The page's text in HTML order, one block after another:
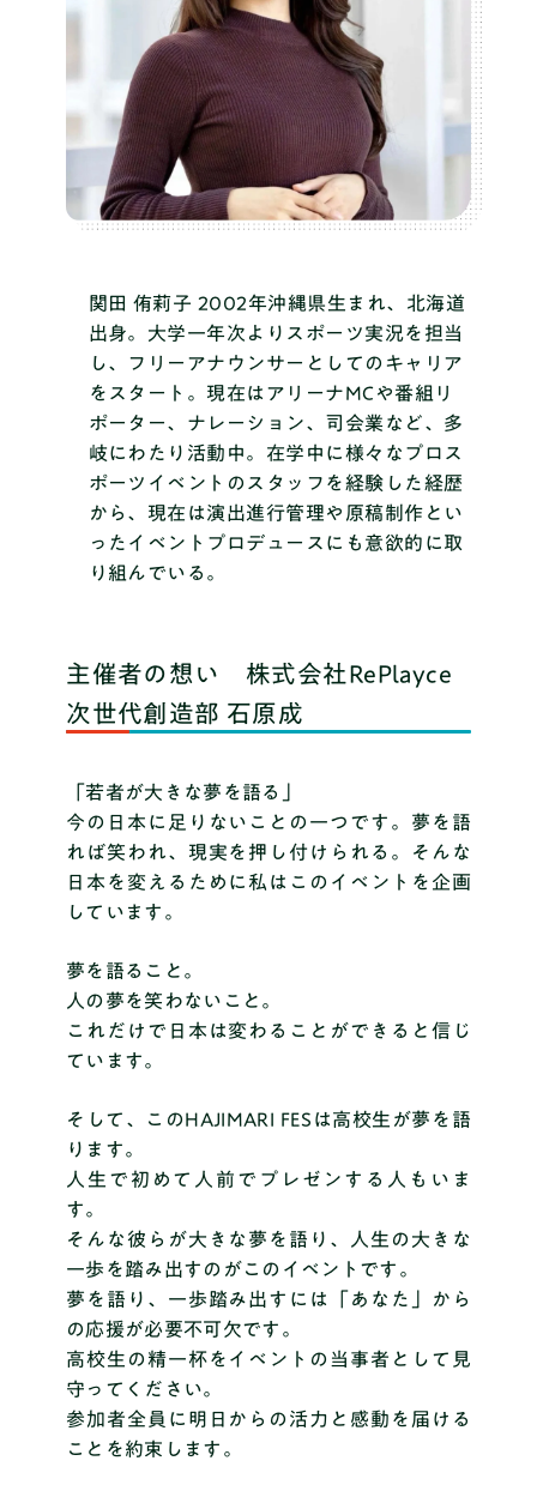
関田 侑莉子 2002年沖縄県生まれ、北海道
出身。大学一年次よりスポーツ実況を担当
し、フリーアナウンサーとしてのキャリア
をスタート。現在はアリーナMCや番組リ
ポーター、ナレーション、司会業など、多
岐にわたり活動中。在学中に様々なプロス
ポーツイベントのスタッフを経験した経歴
から、現在は演出進行管理や原稿制作とい
ったイベントプロデュースにも意欲的に取
り組んでいる。
主催者の想い 株式会社RePlayce
次世代創造部 石原成
「若者が大きな夢を語る」
今の日本に足りないことの一つです。夢を語
れば笑われ、現実を押し付けられる。そんな
日本を変えるために私はこのイベントを企画
しています。
夢を語ること。
人の夢を笑わないこと。
これだけで日本は変わることができると信じ
ています。
そして、このHAJIMARI FESは高校生が夢を語
ります。
人生で初めて人前でプレゼンする人もいま
す。
そんな彼らが大きな夢を語り、人生の大きな
一歩を踏み出すのがこのイベントです。
夢を語り、一歩踏み出すには「あなた」から
の応援が必要不可欠です。
高校生の精一杯をイベントの当事者として見
守ってください。
参加者全員に明日からの活力と感動を届ける
ことを約束します。